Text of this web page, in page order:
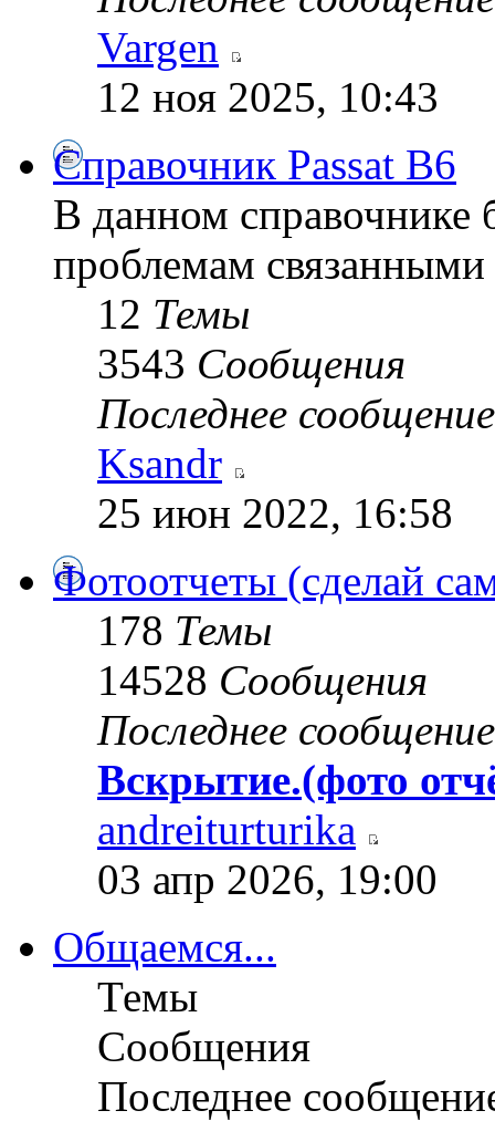
Vargen
12 ноя 2025, 10:43
Справочник Passat B6
В данном справочнике
проблемам
12 Темы
3543 Сообщения
Последнее сообщение
Ksandr
25 июн 2022, 16:58
Фотоотчеты (сделай
178 Темы
14528 Сообщения
Последнее сообщение
Вскрытие.(фото
andreiturturika
03 апр 2026, 19:00
Общаемся...
Темы
Сообщения
Последнее